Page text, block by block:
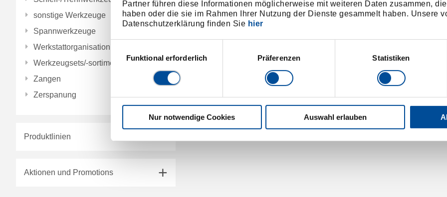
Partner führen diese Informationen möglicherweise mit weiteren Daten zusammen,
haben oder die sie im Rahmen Ihrer Nutzung der Dienste gesammelt haben. Unsere
Datenschutzerklärung finden Sie hier
Funktional erforderlich
Präferenzen Statistiken
Nur notwendige Cookies Auswahl erlauben
sonstige Werkzeuge
Spannwerkzeuge
Werkstattorganisation
Werkzeugsets/-sortimente
Zangen
Zerspanung
Produktlinien
Aktionen und Promotions